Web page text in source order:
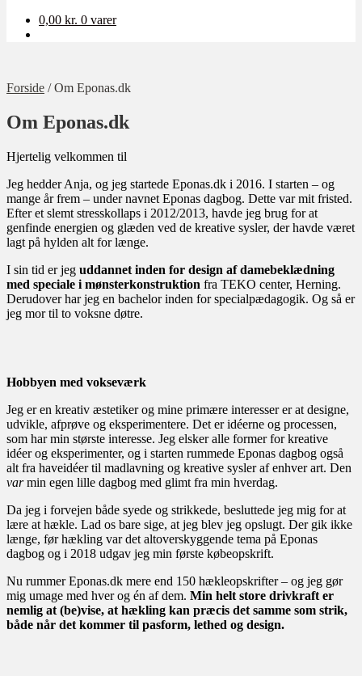
0,00 kr. 0 varer
Forside /Om Eponas.dk
Om Eponas.dk
Hjertelig velkommen til
Jeg hedder Anja, og jeg startede Eponas.dk i 2016. I starten – og
mange år frem – under navnet Eponas dagbog. Dette var mit fristed.
Efter et slemt stresskollaps i 2012/2013, havde jeg brug for at
genfinde energien og glæden ved de kreative sysler, der havde været
lagt på hylden alt for længe.
I sin tid er jeg uddannet inden for design af damebeklædning
med speciale i mønsterkonstruktion fra TEKO center, Herning.
Derudover har jeg en bachelor inden for specialpædagogik. Og så er
jeg mor til to voksne døtre.
Hobbyen med vokseværk
Jeg er en kreativ æstetiker og mine primære interesser er at designe,
udvikle, afprøve og eksperimentere. Det er idéerne og processen,
som har min største interesse. Jeg elsker alle former for kreative
idéer og eksperimenter, og i starten rummede Eponas dagbog også
alt fra haveidéer til madlavning og kreative sysler af enhver art. Den
varmin egen lille dagbog med glimt fra min hverdag.
Da jeg i forvejen både syede og strikkede, besluttede jeg mig for at
lære at hækle. Lad os bare sige, at jeg blev jeg opslugt. Der gik ikke
længe, før hækling var det altoverskyggende tema på Eponas
dagbog og i 2018 udgav jeg min første købeopskrift.
Nu rummer Eponas.dk mere end 150 hækleopskrifter – og jeg gør
mig umage med hver og én af dem. Min helt store drivkraft er
nemlig at (be)vise, at hækling kan præcis det samme som strik,
både når det kommer til pasform, lethed og design.